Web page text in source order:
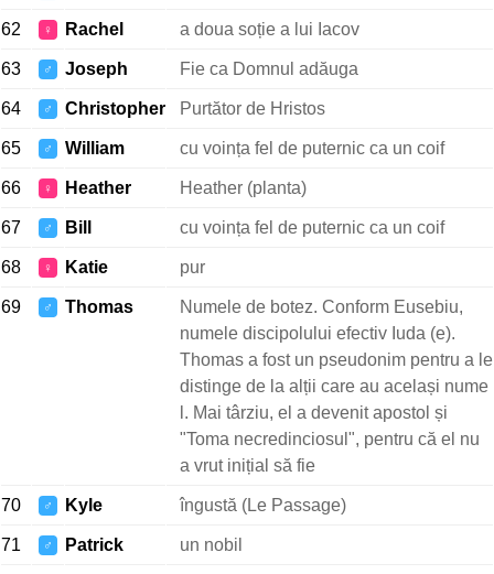
62 ♀ Rachel a doua soție a lui Iacov
63 ♂ Joseph Fie ca Domnul adăuga
64 ♂ Christopher Purtător de Hristos
65 ♂ William cu voința fel de puternic ca un coif
66 ♀ Heather Heather (planta)
67 ♂ Bill cu voința fel de puternic ca un coif
68 ♀ Katie pur
69 ♂ Thomas
Numele de botez. Conform Eusebiu,
numele discipolului efectiv Iuda (e).
Thomas a fost un pseudonim pentru a le
distinge de la alții care au același nume
l. Mai târziu, el a devenit apostol și
"Toma necredinciosul", pentru că el nu
a vrut inițial să fie
70 ♂ Kyle îngustă (Le Passage)
71 ♂ Patrick un nobil